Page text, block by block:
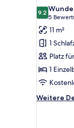
Zimmer
Fotos
für
eigenes
Bad
9.29.2 von 10
5
(5
11 m²
1
Platz
1
Weitere
Weitere